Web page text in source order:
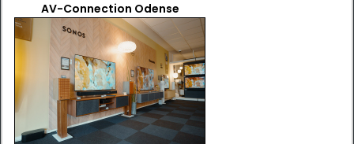
AV-Connection Odense